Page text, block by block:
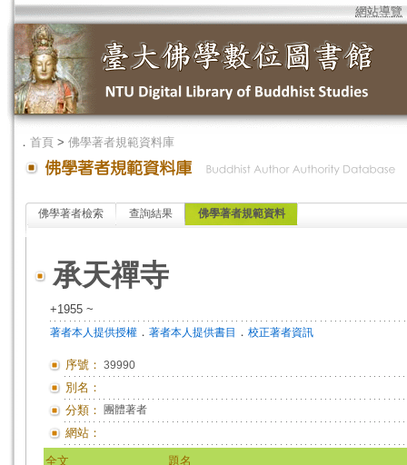
網站導覽
． 首頁 > 佛學著者規範資料庫
佛學著者檢索 查詢結果 佛學著者規範資料
承天禪寺
+1955 ~
著者本人提供授權 ． 著者本人提供書目 ． 校正著者資訊
序號： 39990
別名：
分類：
團體著者
網站：
全文 題名